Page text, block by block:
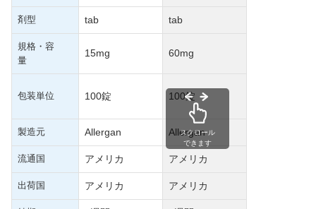
剤型 tab tab
規格・容
量
15mg 60mg
包装単位 100錠 100錠
製造元 Allergan Allergan
流通国 アメリカ アメリカ
出荷国 アメリカ アメリカ
スクロール
できます